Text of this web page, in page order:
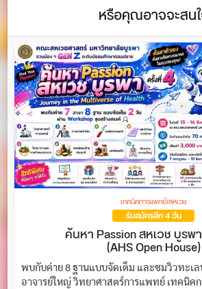
หรือคุณอาจจะสน
เทคนิคการแพทย์/สหเวช
รับสมัครอีก 4 วัน
ค้นหา Passion สหเวช บูรพ
(AHS Open House)
พบกับค่าย 8 ฐานแบบจัดเต็ม และชมวิวทะเล
อาจารย์ใหญ่ วิทยาศาสตร์การแพทย์ เทคนิค